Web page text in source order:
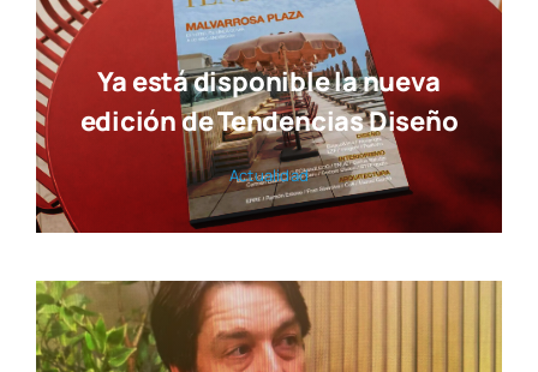
Ya está disponible la nueva
edición de Tendencias Diseño
Actua­li­dad